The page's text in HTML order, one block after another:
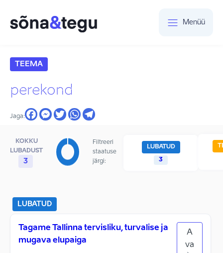
Menüü
TEEMA
perekond
Jaga:
KOKKU
LUBADUST
3
Filtreeri
staatuse
järgi:
LUBATUD
3
LUBATUD
Tagame Tallinna tervisliku, turvalise ja
mugava elupaiga
A
va